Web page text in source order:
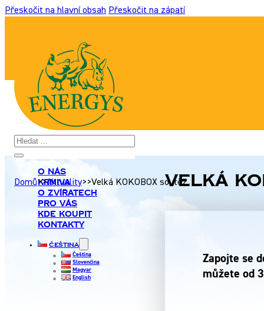
Přeskočit na hlavní obsah Přeskočit na zápatí
+420 517 307 701 info@energyshobby.cz
Hledat
Domů>>Aktuality>>Velká KOKOBOX soutěž
O nás
Krmiva
O zvířatech
Pro Vás
Kde koupit
Kontakty
Čeština
Čeština
Slovenčina
Magyar
English
Velká
Zapojte se
můžete od